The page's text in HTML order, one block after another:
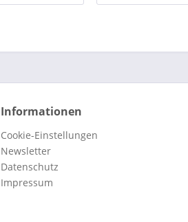
Informationen
Cookie-Einstellungen
Newsletter
Datenschutz
Impressum